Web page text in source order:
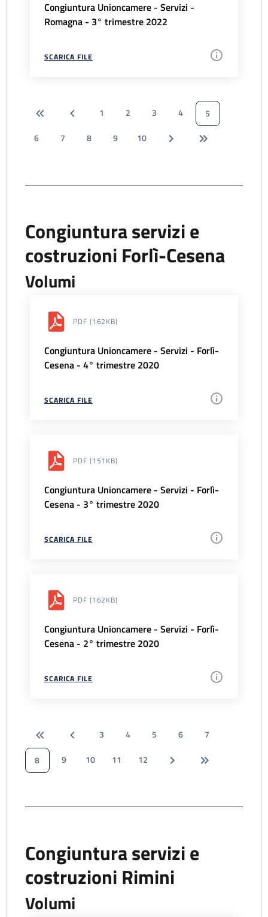
Congiuntura Unioncamere - Servizi -
Romagna - 3° trimestre 2022
SCARICA FILE
1 2 3 4
5
6
7 8 9 10
Congiuntura servizi e
costruzioni Forlì-Cesena
Volumi
PDF (162KB)
Congiuntura Unioncamere - Servizi - Forlì-
Cesena - 4° trimestre 2020
SCARICA FILE
PDF (151KB)
Congiuntura Unioncamere - Servizi - Forlì-
Cesena - 3° trimestre 2020
SCARICA FILE
PDF (162KB)
Congiuntura Unioncamere - Servizi - Forlì-
Cesena - 2° trimestre 2020
SCARICA FILE
3 4 5 6
7
8
9 10 11 12
Congiuntura servizi e
costruzioni Rimini
Volumi